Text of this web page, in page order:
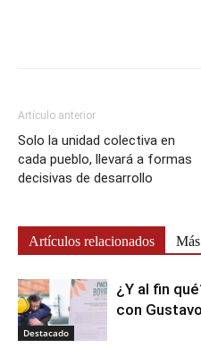
Artículo anterior
Solo la unidad colectiva en
cada pueblo, llevará a formas
decisivas de desarrollo
Artículos relacionados
Destacado
¿Y al fin
con